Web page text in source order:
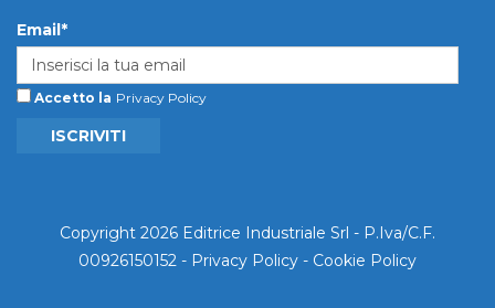
Email*
Accetto la Privacy Policy
ISCRIVITI
Copyright 2026 Editrice Industriale Srl - P.Iva/C.F.
00926150152 - Privacy Policy - Cookie Policy